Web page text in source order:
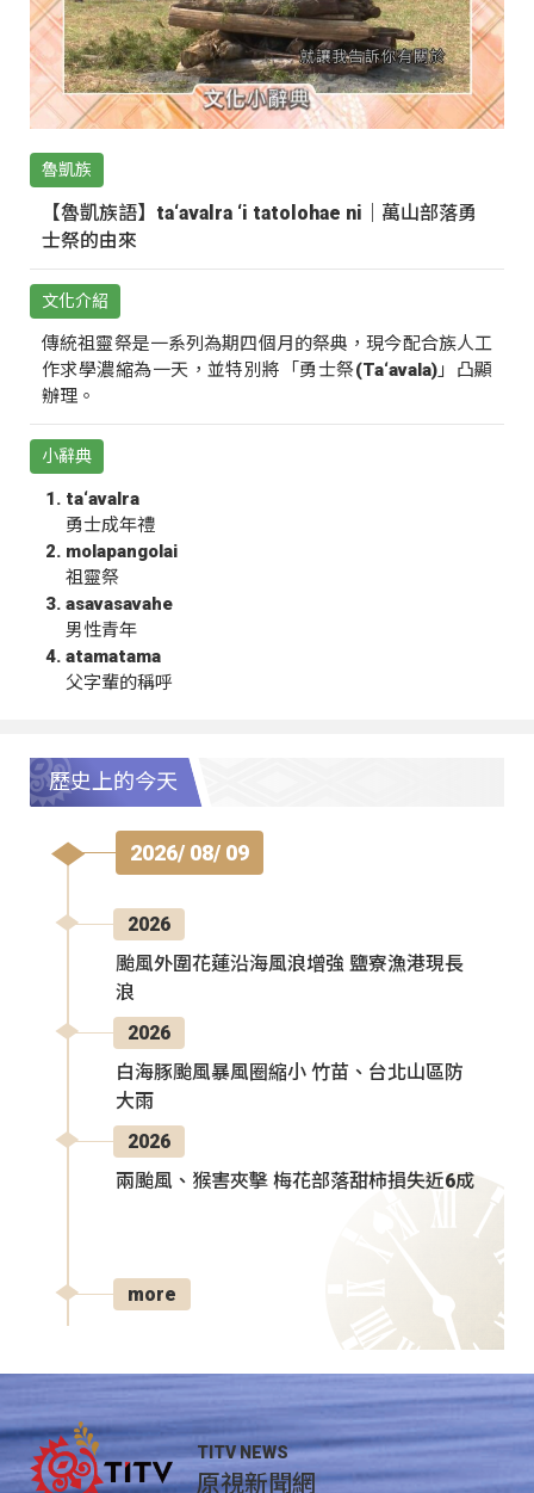
魯凱族
【魯凱族語】ta‘avalra ‘i tatolohae ni｜萬山部落勇
士祭的由來
文化介紹
傳統祖靈祭是一系列為期四個月的祭典，現今配合族人工
作求學濃縮為一天，並特別將「勇士祭(Ta‘avala)」凸顯
辦理。
小辭典
ta‘avalra
勇士成年禮
molapangolai
祖靈祭
asavasavahe
男性青年
atamatama
父字輩的稱呼
歷史上的今天
2026/ 08/ 09
2026
颱風外圍花蓮沿海風浪增強 鹽寮漁港現長
浪
2026
白海豚颱風暴風圈縮小 竹苗、台北山區防
大雨
2026
兩颱風、猴害夾擊 梅花部落甜柿損失近6成
more
TITV NEWS
原視新聞網